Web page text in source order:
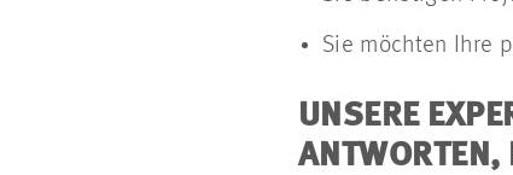
Sie möchten Ihre
UNSERE
ANTWORTEN,